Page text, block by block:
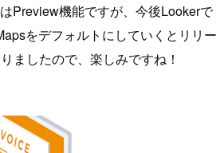
Preview機能ですが、今後Lookerで
をデフォルトにしていくとリリー
ましたので、楽しみですね！